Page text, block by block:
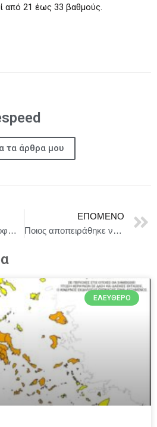
από 21 έως 33 βαθμούς.
τα άρθρα μου
Συνελήφθη επ’ αυτοφώρω μέλος συμμορίας διαρρηκτών στη Νάξο
ΕΠΌΜΕΝΟ
Ποιος αποπειράθηκε να «δολοφονήσει» τον Θουκυδίδη;
ΕΛΕΎΘΕΡΟ